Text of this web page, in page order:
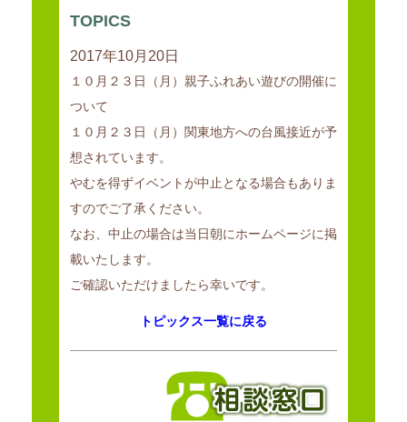
実施を担当する職員を配置し、子育て家庭等に対する育児不安等につ
子育てサークル等への支援、地域の保育需要に応じた特別保育事業等
の積極的な
実施・普及促進及びベビーシッターなどの地域の保育資源の情報提供
地域の子育て家庭に対する育児支援を行うことを目的とする。
TOPICS
2017年10月20日
１０月２３日（月）親子ふれあい遊びの開催に
ついて
１０月２３日（月）関東地方への台風接近が予
想されています。
やむを得ずイベントが中止となる場合もありま
すのでご了承ください。
なお、中止の場合は当日朝にホームページに掲
載いたします。
ご確認いただけましたら幸いです。
トピックス一覧に戻る